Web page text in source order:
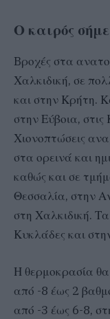
Ο καιρός
Bροχές στα
Χαλκιδική, σε
και στην Κρήτη.
στην Εύβοια,
Χιονοπτώσεις
στα ορεινά και
καθώς και σε
Θεσσαλία, στην
στη Χαλκιδική.
Κυκλάδες και
Η θερμοκρασία
από -8 έως 2
από -3 έως 6-8,